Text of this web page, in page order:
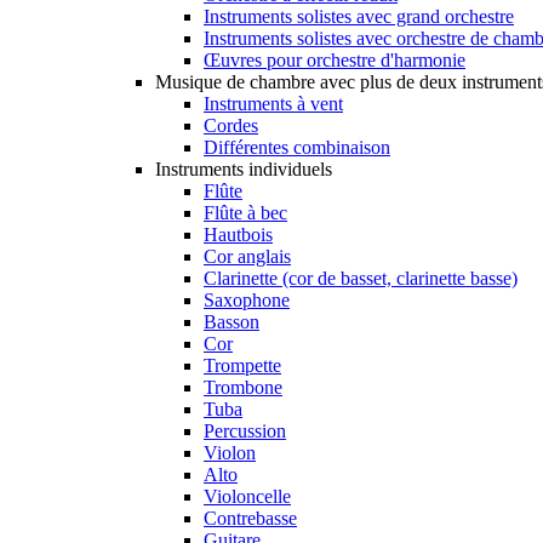
Instruments solistes avec grand orchestre
Instruments solistes avec orchestre de
Œuvres pour orchestre d'harmonie
Musique de chambre avec plus de deux
Instruments à vent
Cordes
Différentes combinaison
Instruments individuels
Flûte
Flûte à bec
Hautbois
Cor anglais
Clarinette (cor de basset, clarinette basse)
Saxophone
Basson
Cor
Trompette
Trombone
Tuba
Percussion
Violon
Alto
Violoncelle
Contrebasse